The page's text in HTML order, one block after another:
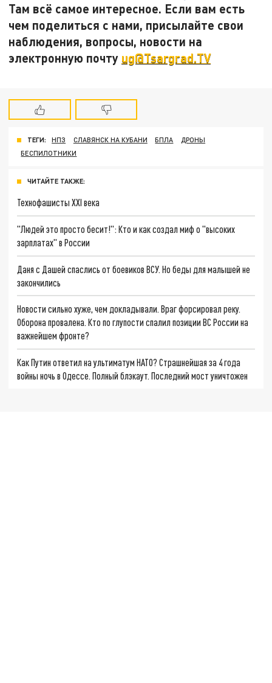
Там всё самое интересное. Если вам есть
чем поделиться с нами, присылайте свои
наблюдения, вопросы, новости на
электронную почту ug@Tsargrad.TV
ТЕГИ: НПЗ СЛАВЯНСК НА КУБАНИ БПЛА
ДРОНЫ
БЕСПИЛОТНИКИ
ЧИТАЙТЕ ТАКЖЕ:
Технофашисты XXI века
"Людей это просто бесит!": Кто и как создал миф о "высоких
зарплатах" в России
Даня с Дашей спаслись от боевиков ВСУ. Но беды для малышей не
закончились
Новости сильно хуже, чем докладывали. Враг форсировал реку.
Оборона провалена. Кто по глупости спалил позиции ВС России на
важнейшем фронте?
Как Путин ответил на ультиматум НАТО? Страшнейшая за 4 года
войны ночь в Одессе. Полный блэкаут. Последний мост уничтожен